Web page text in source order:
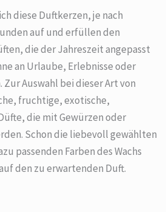
diese Duftkerzen, je nach
auf und erfüllen den
die der Jahreszeit angepasst
an Urlaube, Erlebnisse oder
Auswahl bei dieser Art von
fruchtige, exotische,
die mit Gewürzen oder
Schon die liebevoll gewählten
passenden Farben des Wachs
den zu erwartenden Duft.